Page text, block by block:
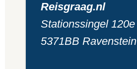
Reisgraag.nl
Stationssingel 120e
5371BB Ravenstein